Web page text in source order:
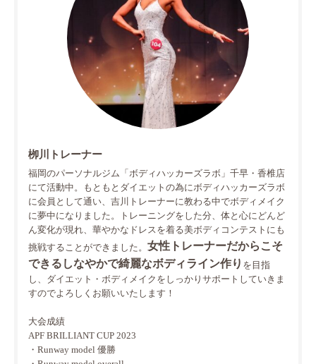
栁川トレーナー
福岡のパーソナルジム「ボディハッカーズラボ」千早・香椎店
にて活動中。もともとダイエットの為にボディハッカーズラボ
に会員として通い、吉川トレーナーに教わる中でボディメイク
に夢中になりました。トレーニングをした分、体と心にどんど
ん変化が現れ、華やかなドレスを着る美ボディコンテストにも
挑戦することができました。 女性トレーナーだからこそ
できるしなやかで綺麗なボディライン作り を目指
し、ダイエット・ボディメイクをしっかりサポートしていきま
すのでよろしくお願いいたします！
大会成績
APF BRILLIANT CUP 2023
・Runway model 優勝